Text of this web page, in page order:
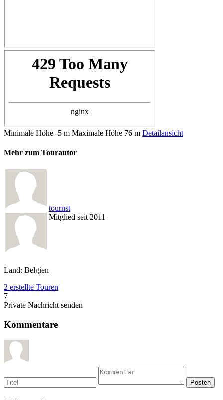
Minimale Höhe -5 m Maximale Höhe 76 m Detailansicht
Mehr zum Tourautor
tournst
Mitglied seit 2011
Land: Belgien
2 erstellte Touren
7
Private Nachricht senden
Kommentare